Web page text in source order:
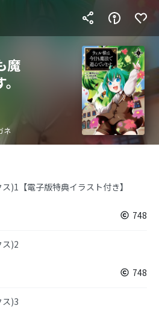
魔
ネ
)1【電子版特典イラスト付き】
748
ス)2
748
ス)3